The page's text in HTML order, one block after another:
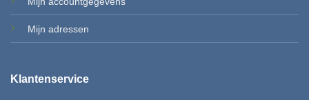
Mijn adressen
Klantenservice